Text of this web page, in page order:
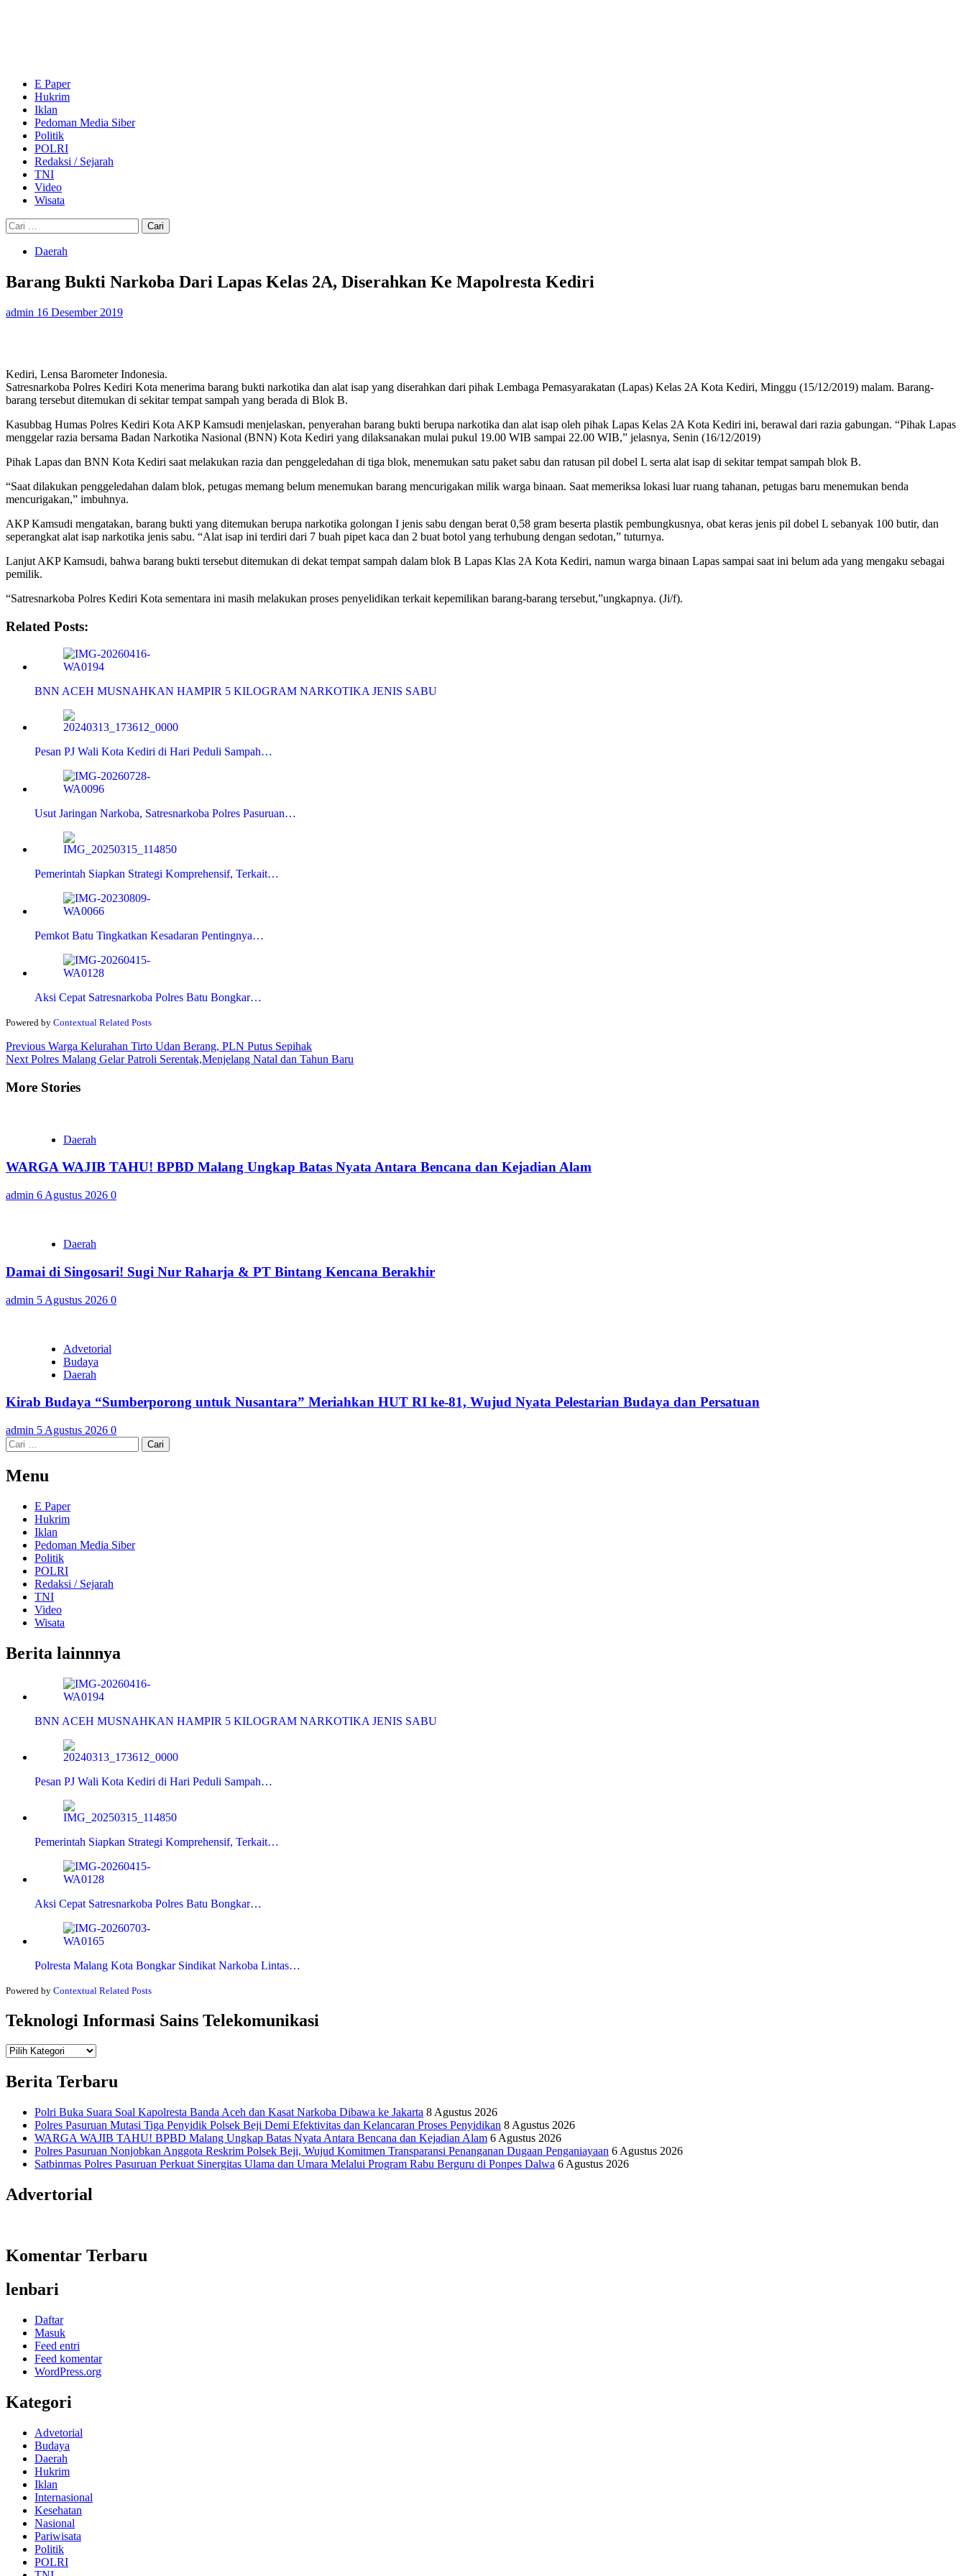
E Paper
Hukrim
Iklan
Pedoman Media Siber
Politik
POLRI
Redaksi / Sejarah
TNI
Video
Wisata
Cari
untuk:
Daerah
Barang Bukti Narkoba Dari Lapas Kelas 2A, Diserahkan Ke Mapolresta Kediri
admin 16 Desember 2019
Kediri, Lensa Barometer Indonesia.
Satresnarkoba Polres Kediri Kota menerima barang bukti narkotika dan alat isap yang diserahkan dari pihak Lembaga Pemasyarakatan (Lapas) Kelas 2A Kota Kediri, Minggu (15/12/2019) malam. Barang-
barang tersebut ditemukan di sekitar tempat sampah yang berada di Blok B.
Kasubbag Humas Polres Kediri Kota AKP Kamsudi menjelaskan, penyerahan barang bukti berupa narkotika dan alat isap oleh pihak Lapas Kelas 2A Kota Kediri ini, berawal dari razia gabungan. “Pihak Lapas
menggelar razia bersama Badan Narkotika Nasional (BNN) Kota Kediri yang dilaksanakan mulai pukul 19.00 WIB sampai 22.00 WIB,” jelasnya, Senin (16/12/2019)
Pihak Lapas dan BNN Kota Kediri saat melakukan razia dan penggeledahan di tiga blok, menemukan satu paket sabu dan ratusan pil dobel L serta alat isap di sekitar tempat sampah blok B.
“Saat dilakukan penggeledahan dalam blok, petugas memang belum menemukan barang mencurigakan milik warga binaan. Saat memeriksa lokasi luar ruang tahanan, petugas baru menemukan benda
mencurigakan,” imbuhnya.
AKP Kamsudi mengatakan, barang bukti yang ditemukan berupa narkotika golongan I jenis sabu dengan berat 0,58 gram beserta plastik pembungkusnya, obat keras jenis pil dobel L sebanyak 100 butir, dan
seperangkat alat isap narkotika jenis sabu. “Alat isap ini terdiri dari 7 buah pipet kaca dan 2 buat botol yang terhubung dengan sedotan,” tuturnya.
Lanjut AKP Kamsudi, bahwa barang bukti tersebut ditemukan di dekat tempat sampah dalam blok B Lapas Klas 2A Kota Kediri, namun warga binaan Lapas sampai saat ini belum ada yang mengaku sebagai
pemilik.
“Satresnarkoba Polres Kediri Kota sementara ini masih melakukan proses penyelidikan terkait kepemilikan barang-barang tersebut,”ungkapnya. (Ji/f).
Related Posts:
BNN ACEH MUSNAHKAN HAMPIR 5 KILOGRAM NARKOTIKA JENIS SABU
Pesan PJ Wali Kota Kediri di Hari Peduli Sampah…
Usut Jaringan Narkoba, Satresnarkoba Polres Pasuruan…
Pemerintah Siapkan Strategi Komprehensif, Terkait…
Pemkot Batu Tingkatkan Kesadaran Pentingnya…
Aksi Cepat Satresnarkoba Polres Batu Bongkar…
Powered by Contextual Related Posts
Continue
Reading
Previous Warga Kelurahan Tirto Udan Berang, PLN Putus Sepihak
Next Polres Malang Gelar Patroli Serentak,Menjelang Natal dan Tahun Baru
More Stories
Daerah
WARGA WAJIB TAHU! BPBD Malang Ungkap Batas Nyata Antara Bencana dan Kejadian Alam
admin 6 Agustus 2026 0
Daerah
Damai di Singosari! Sugi Nur Raharja & PT Bintang Kencana Berakhir
admin 5 Agustus 2026 0
Advetorial
Budaya
Daerah
Kirab Budaya “Sumberporong untuk Nusantara” Meriahkan HUT RI ke-81, Wujud Nyata Pelestarian Budaya dan Persatuan
admin 5 Agustus 2026 0
Cari
untuk:
Menu
E Paper
Hukrim
Iklan
Pedoman Media Siber
Politik
POLRI
Redaksi / Sejarah
TNI
Video
Wisata
Berita lainnnya
BNN ACEH MUSNAHKAN HAMPIR 5 KILOGRAM NARKOTIKA JENIS SABU
Pesan PJ Wali Kota Kediri di Hari Peduli Sampah…
Pemerintah Siapkan Strategi Komprehensif, Terkait…
Aksi Cepat Satresnarkoba Polres Batu Bongkar…
Polresta Malang Kota Bongkar Sindikat Narkoba Lintas…
Powered by Contextual Related Posts
Teknologi Informasi Sains Telekomunikasi
Teknologi
Berita Terbaru
Polri Buka Suara Soal Kapolresta Banda Aceh dan Kasat Narkoba Dibawa ke Jakarta 8 Agustus 2026
Polres Pasuruan Mutasi Tiga Penyidik Polsek Beji Demi Efektivitas dan Kelancaran Proses Penyidikan 8 Agustus 2026
WARGA WAJIB TAHU! BPBD Malang Ungkap Batas Nyata Antara Bencana dan Kejadian Alam 6 Agustus 2026
Polres Pasuruan Nonjobkan Anggota Reskrim Polsek Beji, Wujud Komitmen Transparansi Penanganan Dugaan Penganiayaan 6 Agustus 2026
Satbinmas Polres Pasuruan Perkuat Sinergitas Ulama dan Umara Melalui Program Rabu Berguru di Ponpes Dalwa 6 Agustus 2026
Advertorial
Komentar Terbaru
lenbari
Daftar
Masuk
Feed entri
Feed komentar
WordPress.org
Kategori
Advetorial
Budaya
Daerah
Hukrim
Iklan
Internasional
Kesehatan
Nasional
Pariwisata
Politik
POLRI